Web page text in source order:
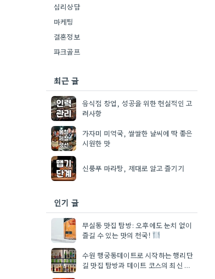
심리상담
마케팅
결혼정보
파크골프
최근 글
음식점 창업, 성공을 위한 현실적인 고
려사항
가자미 미역국, 쌀쌀한 날씨에 딱 좋은
시원한 맛
신룽푸 마라탕, 제대로 알고 즐기기
인기 글
무실동 맛집 탐방: 오후에도 눈치 없이
즐길 수 있는 맛의 천국!
수원 행궁동데이트로 시작하는 행리단
길 맛집 탐방과 데이트 코스의 최신 트